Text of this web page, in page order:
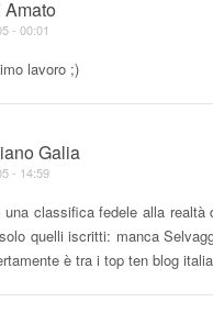
- 00:01
lavoro ;)
Galia
- 14:59
una classifica fedele alla realtà
quelli iscritti: manca
è tra i top ten blog